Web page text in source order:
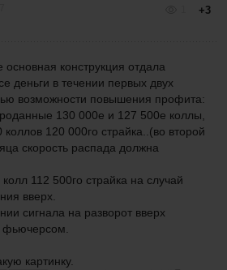
+3
конструкция отдала
деньги в течении первых двух
возможности повышения профита:
130 000е и 127 500е коллы,
120 000го страйка..(во второй
скорость распада должна
112 500го страйка на случай
вверх.
сигнала на разворот вверх
фьючерсом.
картинку.